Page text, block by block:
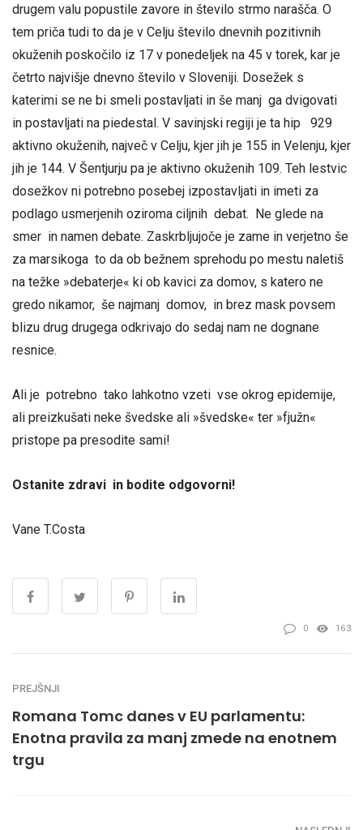
drugem valu popustile zavore in število strmo narašča. O
tem priča tudi to da je v Celju število dnevnih pozitivnih
okuženih poskočilo iz 17 v ponedeljek na 45 v torek, kar je
četrto najvišje dnevno število v Sloveniji. Dosežek s
katerimi se ne bi smeli postavljati in še manj ga dvigovati
in postavljati na piedestal. V savinjski regiji je ta hip 929
aktivno okuženih, največ v Celju, kjer jih je 155 in Velenju, kjer
jih je 144. V Šentjurju pa je aktivno okuženih 109. Teh lestvic
dosežkov ni potrebno posebej izpostavljati in imeti za
podlago usmerjenih oziroma ciljnih debat. Ne glede na
smer in namen debate. Zaskrbljujoče je zame in verjetno še
za marsikoga to da ob bežnem sprehodu po mestu naletiš
na težke »debaterje« ki ob kavici za domov, s katero ne
gredo nikamor, še najmanj domov, in brez mask povsem
blizu drug drugega odkrivajo do sedaj nam ne dognane
resnice.
Ali je potrebno tako lahkotno vzeti vse okrog epidemije,
ali preizkušati neke švedske ali »švedske« ter »fjužn«
pristope pa presodite sami!
Ostanite zdravi in bodite odgovorni!
Vane T.Costa
0 163
PREJŠNJI
Romana Tomc danes v EU parlamentu:
Enotna pravila za manj zmede na enotnem
trgu